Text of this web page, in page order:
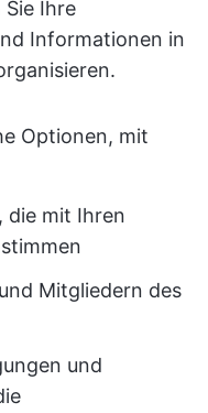
Ihre
Informationen in
Optionen, mit
die mit Ihren
Mitgliedern des
und